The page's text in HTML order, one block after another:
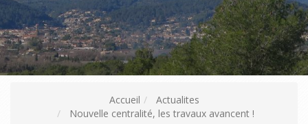
Accueil
Actualites
Nouvelle centralité, les travaux avancent !